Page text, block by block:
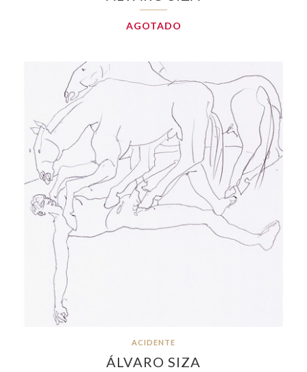
AGOTADO
ACIDENTE
ÁLVARO SIZA